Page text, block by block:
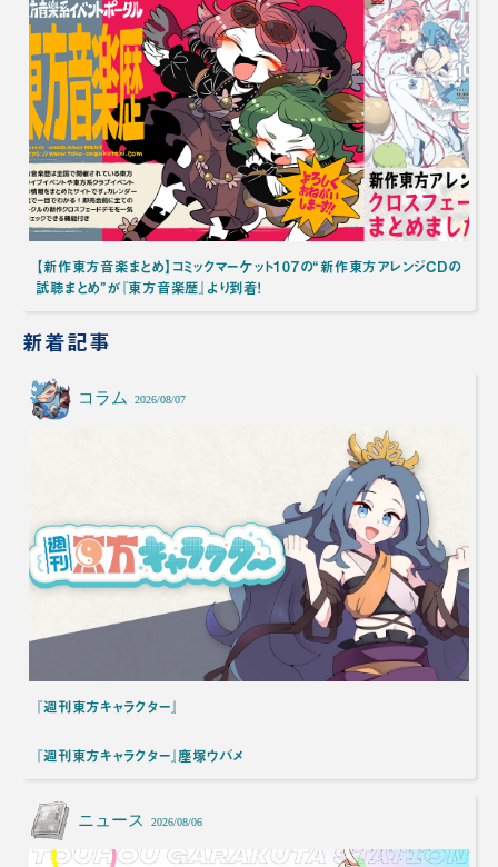
【新作東方音楽まとめ】コミックマーケット107の“新作東方アレンジCDの
試聴まとめ”が『東方音楽歴』より到着！
新着記事
コラム 2026/08/07
『週刊東方キャラクター』
『週刊東方キャラクター』塵塚ウバメ
ニュース 2026/08/06